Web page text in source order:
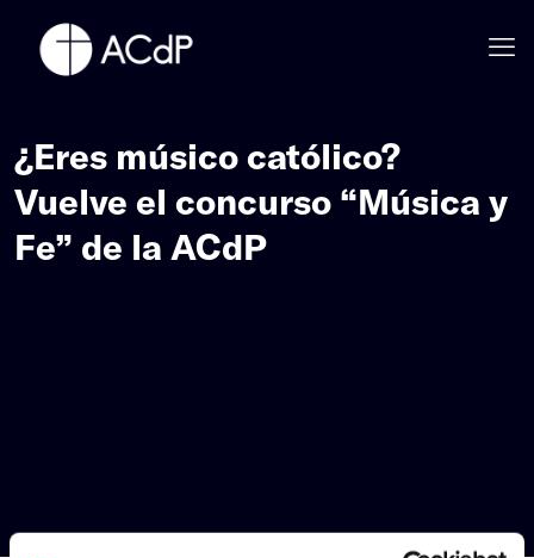
¿Eres músico católico?
Vuelve el concurso “Música y
Fe” de la ACdP